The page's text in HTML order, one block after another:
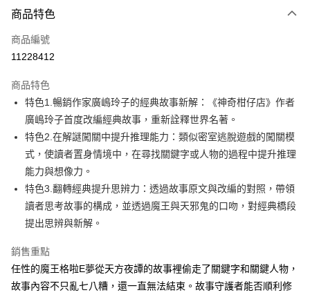
信用卡一次付款
超商取貨付款
Apple Pay
街口支付
悠遊付
ATM付款
運送方式
每筆NT$50，滿NT$499(含以上)免運費
付款後全家取貨
商品特色
商品編號
11228412
商品特色
特色1.暢銷作家廣嶋玲子的經典故事新解：《神奇柑仔店》作者
廣嶋玲子首度改編經典故事，重新詮釋世界名著。
特色2.在解謎闖關中提升推理能力：類似密室逃脫遊戲的闖關模
式，使讀者置身情境中，在尋找關鍵字或人物的過程中提升推理
能力與想像力。
特色3.翻轉經典提升思辨力：透過故事原文與改編的對照，帶領
讀者思考故事的構成，並透過魔王與天邪鬼的口吻，對經典橋段
提出思辨與新解。
銷售重點
任性的魔王格啦E夢從天方夜譚的故事裡偷走了關鍵字和關鍵人物，
故事內容不只亂七八糟，還一直無法結束。故事守護者能否順利修